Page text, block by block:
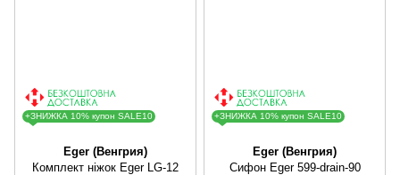
+ЗНИЖКА 10% купон SALE10
Eger (Венгрия)
Комплект ніжок Eger LG-12
+ЗНИЖКА 10% купон SALE10
Eger (Венгрия)
Сифон Eger 599-drain-90